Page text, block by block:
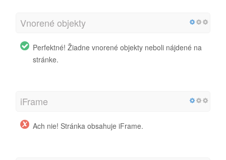
Vnorené objekty
Perfektné! Žiadne vnorené objekty neboli nájdené na
stránke.
iFrame
Ach nie! Stránka obsahuje iFrame.